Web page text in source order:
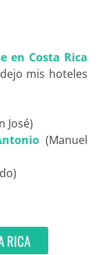
en Costa Rica
mis hoteles
José)
(Manuel
RICA